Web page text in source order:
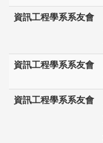
資訊工程學系系友會
資訊工程學系系友會
資訊工程學系系友會